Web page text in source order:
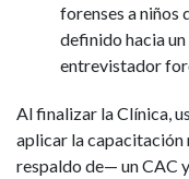
forenses a niños
definido hacia
entrevistador
Al finalizar la Clínica,
aplicar la
respaldo de— un CAC